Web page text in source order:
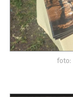
foto: